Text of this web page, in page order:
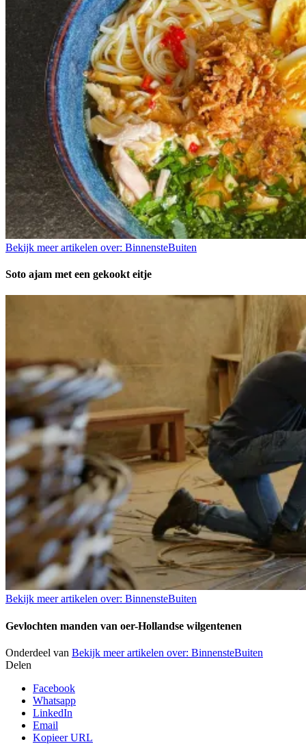
Bekijk meer artikelen over: BinnensteBuiten
Soto ajam met een gekookt eitje
Bekijk meer artikelen over: BinnensteBuiten
Gevlochten manden van oer-Hollandse wilgentenen
Onderdeel van Bekijk meer artikelen over: BinnensteBuiten
Delen
Facebook
Whatsapp
LinkedIn
Email
Kopieer URL